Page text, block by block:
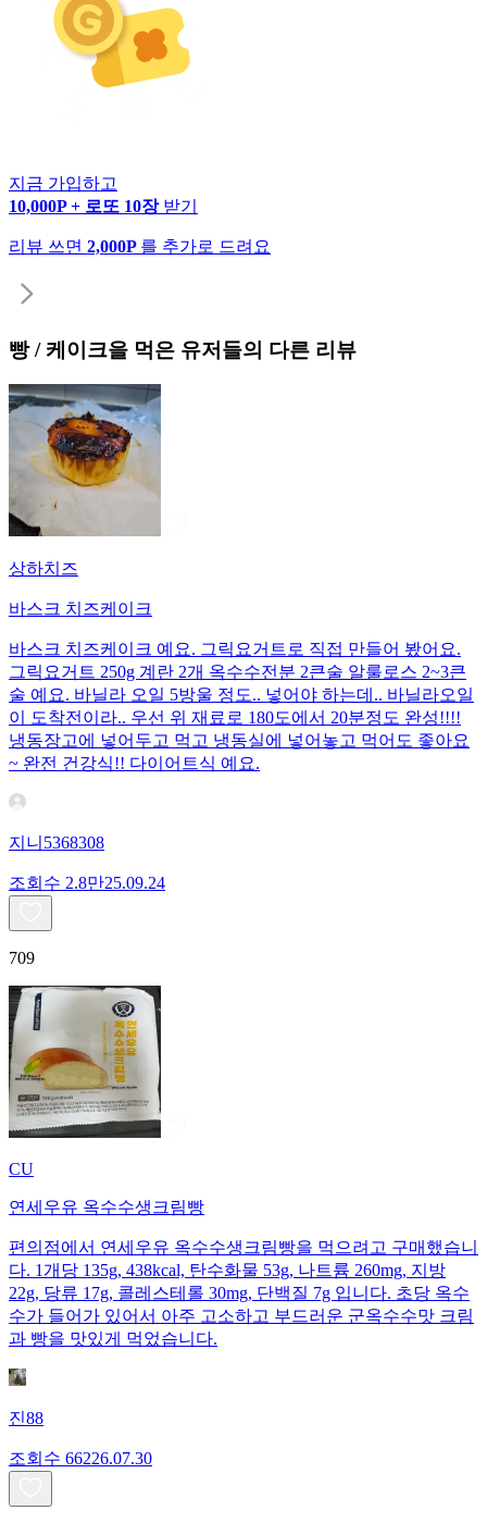
지금 가입하고
10,000P + 로또 10장 받기
리뷰 쓰면 2,000P 를 추가로 드려요
빵 / 케이크을 먹은 유저들의 다른 리뷰
상하치즈
바스크 치즈케이크
바스크 치즈케이크 예요. 그릭요거트로 직접 만들어 봤어요.
그릭요거트 250g 계란 2개 옥수수전분 2큰술 알룰로스 2~3큰
술 예요. 바닐라 오일 5방울 정도.. 넣어야 하는데.. 바닐라오일
이 도착전이라.. 우선 위 재료로 180도에서 20분정도 완성!!!!
냉동장고에 넣어두고 먹고 냉동실에 넣어놓고 먹어도 좋아요
~ 완전 건강식!! 다이어트식 예요.
지니5368308
조회수 2.8만25.09.24
709
CU
연세우유 옥수수생크림빵
편의점에서 연세우유 옥수수생크림빵을 먹으려고 구매했습니
다. 1개당 135g, 438kcal, 탄수화물 53g, 나트륨 260mg, 지방
22g, 당류 17g, 콜레스테롤 30mg, 단백질 7g 입니다. 초당 옥수
수가 들어가 있어서 아주 고소하고 부드러운 군옥수수맛 크림
과 빵을 맛있게 먹었습니다.
진88
조회수 66226.07.30